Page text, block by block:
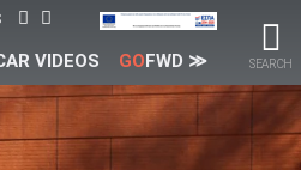
SEARCH
VIDEOS GOFWD ≫